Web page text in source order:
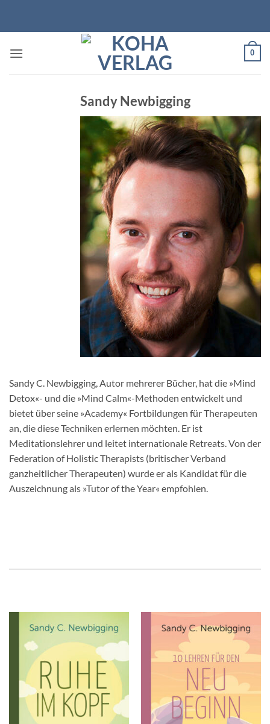
0
Sandy Newbigging
Sandy C. Newbigging, Autor mehrerer Bücher, hat die »Mind
Detox«- und die »Mind Calm«-Methoden entwickelt und
bietet über seine »Academy« Fortbildungen für Therapeuten
an, die diese Techniken erlernen möchten. Er ist
Meditationslehrer und leitet internationale Retreats. Von der
Federation of Holistic Therapists (britischer Verband
ganzheitlicher Therapeuten) wurde er als Kandidat für die
Auszeichnung als »Tutor of the Year« empfohlen.